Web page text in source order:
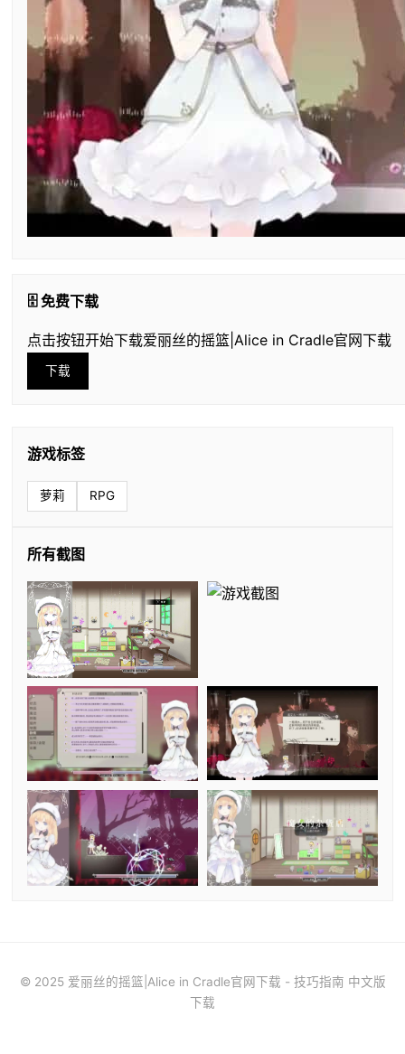
🗄️ 免费下载
点击按钮开始下载爱丽丝的摇篮|Alice in Cradle官网下载
下载
游戏标签
萝莉 RPG
所有截图
© 2025 爱丽丝的摇篮|Alice in Cradle官网下载 - 技巧指南 中文版
下载